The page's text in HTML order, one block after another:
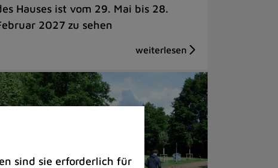
Hauses ist vom 29. Mai bis 28.
2027 zu sehen
sind sie erforderlich für